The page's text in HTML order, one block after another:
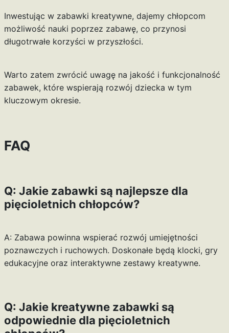
Inwestując w zabawki kreatywne, dajemy chłopcom
możliwość nauki poprzez zabawę, co przynosi
długotrwałe korzyści w przyszłości.
Warto zatem zwrócić uwagę na jakość i funkcjonalność
zabawek, które wspierają rozwój dziecka w tym
kluczowym okresie.
FAQ
Q: Jakie zabawki są najlepsze dla
pięcioletnich chłopców?
A: Zabawa powinna wspierać rozwój umiejętności
poznawczych i ruchowych. Doskonałe będą klocki, gry
edukacyjne oraz interaktywne zestawy kreatywne.
Q: Jakie kreatywne zabawki są
odpowiednie dla pięcioletnich